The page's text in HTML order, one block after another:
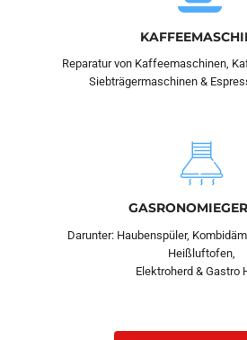
Reparatur von Kaffeemaschinen,
Siebträgermaschinen &
Darunter: Haubenspüler,
Heißluftofen,
Elektroherd & Gastro